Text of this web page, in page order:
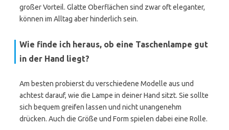
großer Vorteil. Glatte Oberflächen sind zwar oft eleganter,
können im Alltag aber hinderlich sein.
Wie finde ich heraus, ob eine Taschenlampe gut
in der Hand liegt?
Am besten probierst du verschiedene Modelle aus und
achtest darauf, wie die Lampe in deiner Hand sitzt. Sie sollte
sich bequem greifen lassen und nicht unangenehm
drücken. Auch die Größe und Form spielen dabei eine Rolle.